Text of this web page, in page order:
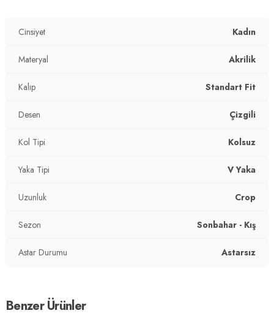
Yaka Tipi:
Kol Tipi:
Astar Durumu:
Uzunluk:
Kalıp Bilgisi:
Yaş Grubu:
Detaylar:
Cinsiyet Kadın
Materyal Akrilik
Kalıp Standart Fit
Desen Çizgili
Kol Tipi Kolsuz
Yaka Tipi V Yaka
Uzunluk Crop
Sezon Sonbahar - Kış
Astar Durumu Astarsız
Benzer Ürünler